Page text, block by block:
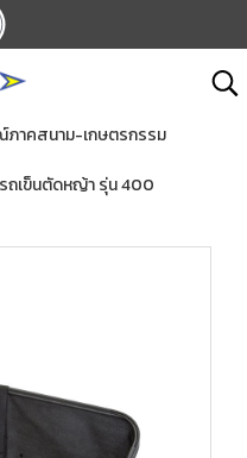
าคสนาม-เกษตรกรรม
ถเข็นตัดหญ้า รุ่น 400